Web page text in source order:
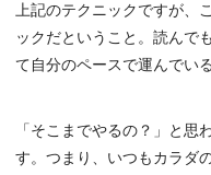
上記のテクニックですが、
ックだということ。読んで
て自分のペースで運んでい
「そこまでやるの？」と思
す。つまり、いつもカラダ